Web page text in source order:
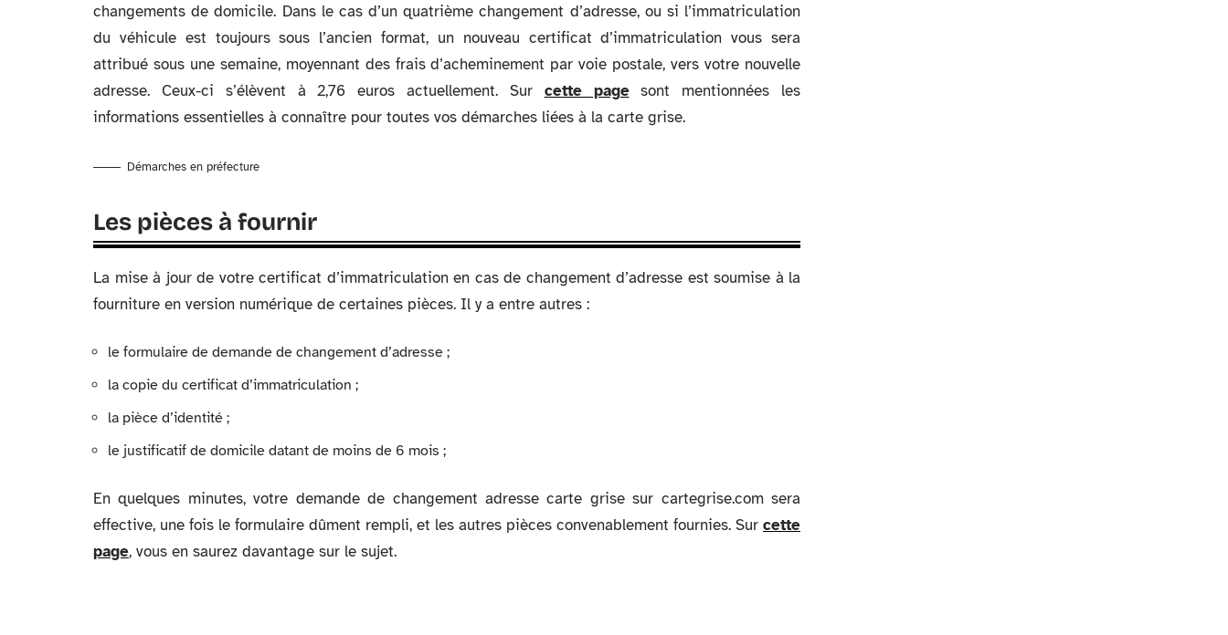
changements de domicile. Dans le cas d’un quatrième changement d’adresse, ou si l’immatriculation
du véhicule est toujours sous l’ancien format, un nouveau certificat d’immatriculation vous sera
attribué sous une semaine, moyennant des frais d’acheminement par voie postale, vers votre nouvelle
adresse. Ceux-ci s’élèvent à 2,76 euros actuellement. Sur cette pagesont mentionnées les
informations essentielles à connaître pour toutes vos démarches liées à la carte grise.
Démarches en préfecture
Les pièces à fournir
La mise à jour de votre certificat d’immatriculation en cas de changement d’adresse est soumise à la
fourniture en version numérique de certaines pièces. Il y a entre autres :
le formulaire de demande de changement d’adresse ;
la copie du certificat d’immatriculation ;
la pièce d’identité ;
le justificatif de domicile datant de moins de 6 mois ;
En quelques minutes, votre demande de changement adresse carte grise sur cartegrise.com sera
effective, une fois le formulaire dûment rempli, et les autres pièces convenablement fournies. Sur cette
page, vous en saurez davantage sur le sujet.